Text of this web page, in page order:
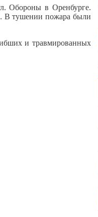
Обороны в Оренбурге.
В тушении пожара были
и травмированных